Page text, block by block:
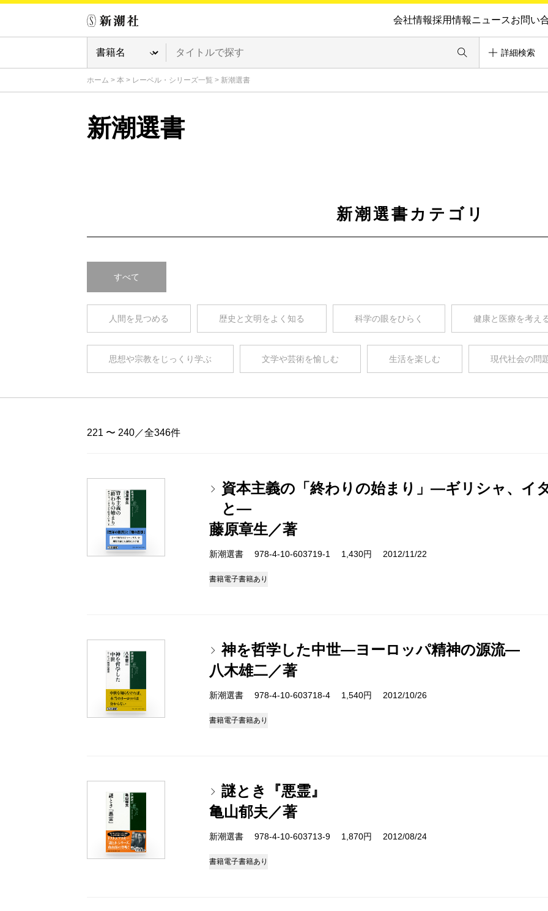
会社情報採用情報ニュースお問い
詳細検索
ホーム > 本 > レーベル・シリーズ一覧 > 新潮選書
新潮選書
新潮選書カテゴリ
すべて
人間を見つめる 歴史と文明をよく知る 科学の眼をひらく 健康と医療を考え
思想や宗教をじっくり学ぶ 文学や芸術を愉しむ 生活を楽しむ 現代社会の問
221 〜 240／全346件
資本主義の「終わりの始まり」―ギリシャ、イ
と―
藤原章生／著
新潮選書 978-4-10-603719-1 1,430円 2012/11/22
書籍電子書籍あり
神を哲学した中世―ヨーロッパ精神の源流―
八木雄二／著
新潮選書 978-4-10-603718-4 1,540円 2012/10/26
書籍電子書籍あり
謎とき『悪霊』
亀山郁夫／著
新潮選書 978-4-10-603713-9 1,870円 2012/08/24
書籍電子書籍あり